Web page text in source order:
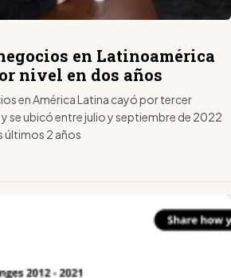
en Latinoamérica
nivel en dos años
en América Latina cayó por tercer
se ubicó entre julio y septiembre de 2022
últimos 2 años